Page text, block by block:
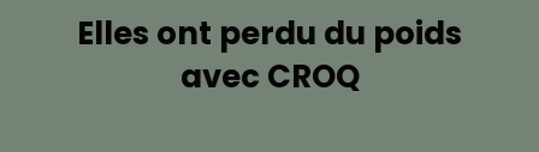
Elles ont perdu du poids
avec CROQ